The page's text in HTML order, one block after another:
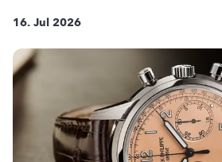
16. Jul 2026